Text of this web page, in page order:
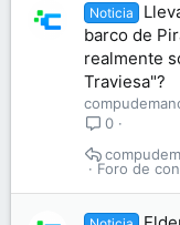
Noticia
barco de
realmente
Traviesa"?
0
Foro de